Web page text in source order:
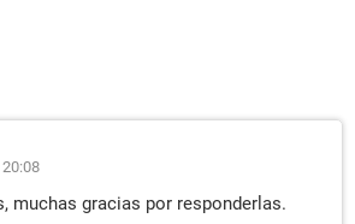
muchas gracias por responderlas.